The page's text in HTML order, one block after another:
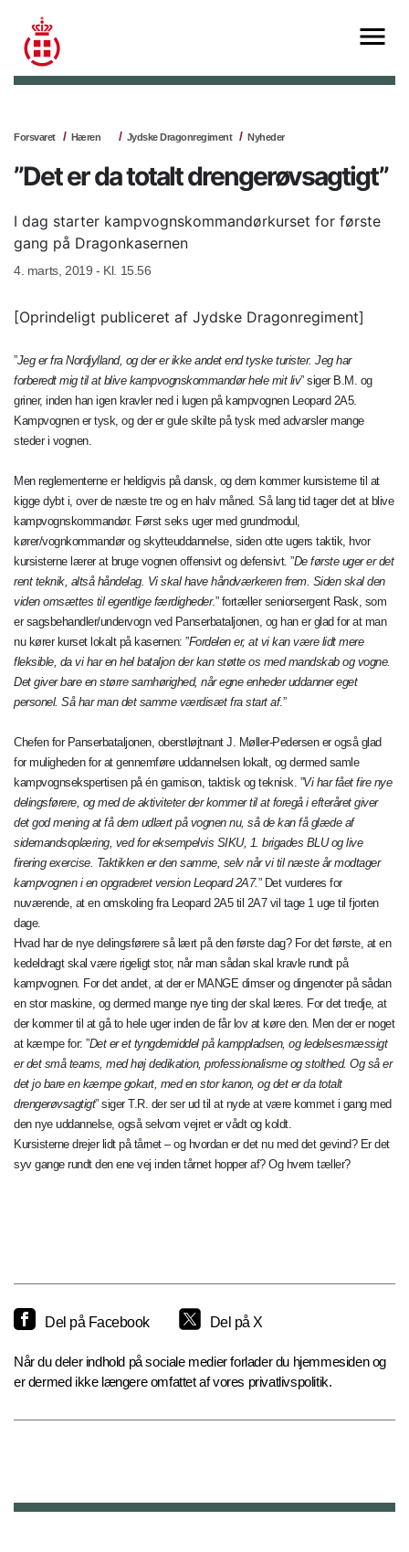
Forsvaret Hæren Jydske Dragonregiment Nyheder
”Det er da totalt drengerøvsagtigt”
I dag starter kampvognskommandørkurset for første
gang på Dragonkasernen
4. marts, 2019 - Kl. 15.56
[Oprindeligt publiceret af Jydske Dragonregiment]
”Jeg er fra Nordjylland, og der er ikke andet end tyske turister. Jeg har
forberedt mig til at blive kampvognskommandør hele mit liv” siger B.M. og
griner, inden han igen kravler ned i lugen på kampvognen Leopard 2A5.
Kampvognen er tysk, og der er gule skilte på tysk med advarsler mange
steder i vognen.
Men reglementerne er heldigvis på dansk, og dem kommer kursisterne til at
kigge dybt i, over de næste tre og en halv måned. Så lang tid tager det at blive
kampvognskommandør. Først seks uger med grundmodul,
kører/vognkommandør og skytteuddannelse, siden otte ugers taktik, hvor
kursisterne lærer at bruge vognen offensivt og defensivt. ”De første uger er det
rent teknik, altså håndelag. Vi skal have håndværkeren frem. Siden skal den
viden omsættes til egentlige færdigheder.” fortæller seniorsergent Rask, som
er sagsbehandler/undervogn ved Panserbataljonen, og han er glad for at man
nu kører kurset lokalt på kasernen: ”Fordelen er, at vi kan være lidt mere
fleksible, da vi har en hel bataljon der kan støtte os med mandskab og vogne.
Det giver bare en større samhørighed, når egne enheder uddanner eget
personel. Så har man det samme værdisæt fra start af.”
Chefen for Panserbataljonen, oberstløjtnant J. Møller-Pedersen er også glad
for muligheden for at gennemføre uddannelsen lokalt, og dermed samle
kampvognsekspertisen på én garnison, taktisk og teknisk. ”Vi har fået fire nye
delingsførere, og med de aktiviteter der kommer til at foregå i efteråret giver
det god mening at få dem udlært på vognen nu, så de kan få glæde af
sidemandsoplæring, ved for eksempelvis SIKU, 1. brigades BLU og live
firering exercise. Taktikken er den samme, selv når vi til næste år modtager
kampvognen i en opgraderet version Leopard 2A7.” Det vurderes for
nuværende, at en omskoling fra Leopard 2A5 til 2A7 vil tage 1 uge til fjorten
dage.
Hvad har de nye delingsførere så lært på den første dag? For det første, at en
kedeldragt skal være rigeligt stor, når man sådan skal kravle rundt på
kampvognen. For det andet, at der er MANGE dimser og dingenoter på sådan
en stor maskine, og dermed mange nye ting der skal læres. For det tredje, at
der kommer til at gå to hele uger inden de får lov at køre den. Men der er noget
at kæmpe for: ”Det er et tyngdemiddel på kamppladsen, og ledelsesmæssigt
er det små teams, med høj dedikation, professionalisme og stolthed. Og så er
det jo bare en kæmpe gokart, med en stor kanon, og det er da totalt
drengerøvsagtigt” siger T.R. der ser ud til at nyde at være kommet i gang med
den nye uddannelse, også selvom vejret er vådt og koldt.
Kursisterne drejer lidt på tårnet – og hvordan er det nu med det gevind? Er det
syv gange rundt den ene vej inden tårnet hopper af? Og hvem tæller?
Del på Facebook Del på X
Når du deler indhold på sociale medier forlader du hjemmesiden og
er dermed ikke længere omfattet af vores privatlivspolitik.